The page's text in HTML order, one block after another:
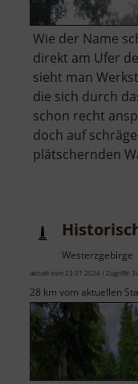
Wie der Name
direkt am Ufer
sieht man
die sich durch
schon recht
doch auf
plätschernden
Westerzgebirge
aktuell vom 23.07.2024 / Zugriffe:
28 km vom aktuellen